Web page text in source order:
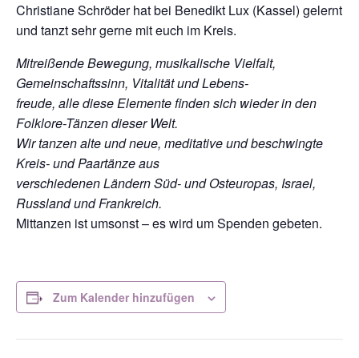
Christiane Schröder hat bei Benedikt Lux (Kassel) gelernt
und tanzt sehr gerne mit euch im Kreis.
Mitreißende Bewegung, musikalische Vielfalt,
Gemeinschaftssinn, Vitalität und Lebens-
freude, alle diese Elemente finden sich wieder in den
Folklore-Tänzen dieser Welt.
Wir tanzen alte und neue, meditative und beschwingte
Kreis- und Paartänze aus
verschiedenen Ländern Süd- und Osteuropas, Israel,
Russland und Frankreich.
Mittanzen ist umsonst – es wird um Spenden gebeten.
Zum Kalender hinzufügen